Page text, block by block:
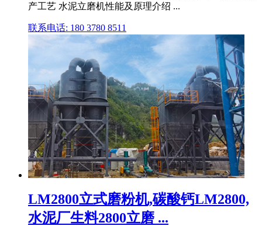
产工艺 水泥立磨机性能及原理介绍 ...
联系电话: 180 3780 8511
LM2800立式磨粉机,碳酸钙LM2800,
水泥厂生料2800立磨 ...